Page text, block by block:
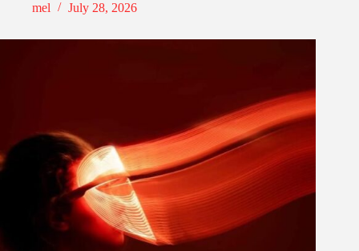
mel
July 28, 2026